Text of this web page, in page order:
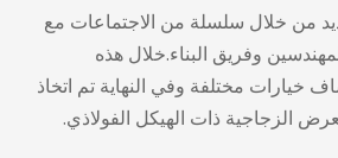
من خلال سلسلة من الاجتماعات مع
وفريق البناء.خلال هذه
خيارات مختلفة وفي النهاية تم اتخاذ
الزجاجية ذات الهيكل الفولاذي.